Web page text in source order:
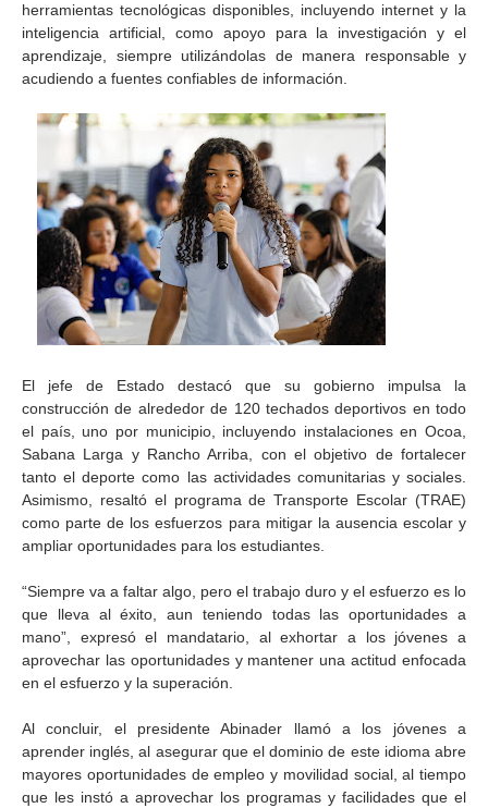
herramientas tecnológicas disponibles, incluyendo internet y la
inteligencia artificial, como apoyo para la investigación y el
aprendizaje, siempre utilizándolas de manera responsable y
acudiendo a fuentes confiables de información.
El jefe de Estado destacó que su gobierno impulsa la
construcción de alrededor de 120 techados deportivos en todo
el país, uno por municipio, incluyendo instalaciones en Ocoa,
Sabana Larga y Rancho Arriba, con el objetivo de fortalecer
tanto el deporte como las actividades comunitarias y sociales.
Asimismo, resaltó el programa de Transporte Escolar (TRAE)
como parte de los esfuerzos para mitigar la ausencia escolar y
ampliar oportunidades para los estudiantes.
“Siempre va a faltar algo, pero el trabajo duro y el esfuerzo es lo
que lleva al éxito, aun teniendo todas las oportunidades a
mano”, expresó el mandatario, al exhortar a los jóvenes a
aprovechar las oportunidades y mantener una actitud enfocada
en el esfuerzo y la superación.
Al concluir, el presidente Abinader llamó a los jóvenes a
aprender inglés, al asegurar que el dominio de este idioma abre
mayores oportunidades de empleo y movilidad social, al tiempo
que les instó a aprovechar los programas y facilidades que el